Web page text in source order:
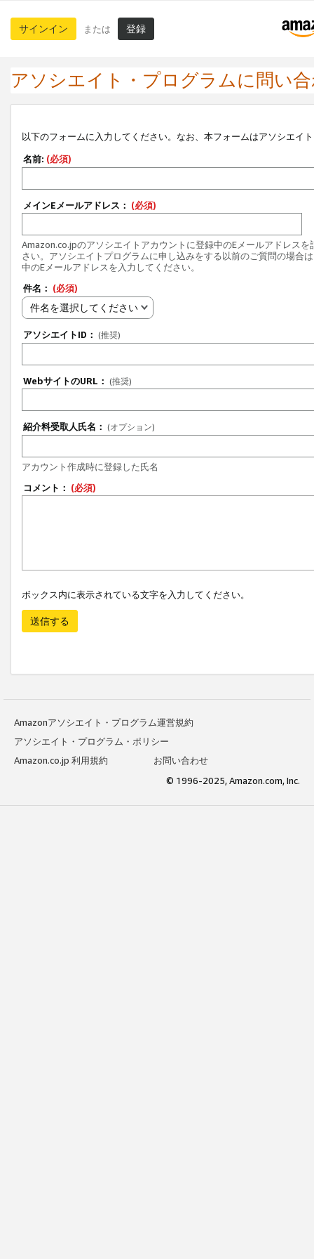
サインイン または 登録
アソシエイト・プログラムに問い
以下のフォームに入力してください。なお、本フォームはアソシエイ
名前: (必須)
メインEメールアドレス： (必須)
Amazon.co.jpのアソシエイトアカウントに登録中のEメールアドレスを
さい。アソシエイトプログラムに申し込みをする以前のご質問の場合
中のEメールアドレスを入力してください。
件名： (必須)
件名を選択してください
アソシエイトID： (推奨)
WebサイトのURL： (推奨)
紹介料受取人氏名： (オプション)
アカウント作成時に登録した氏名
コメント： (必須)
ボックス内に表示されている文字を入力してください。
送信する
Amazonアソシエイト・プログラム運営規約
アソシエイト・プログラム・ポリシー
Amazon.co.jp 利用規約
お問い合わせ
© 1996-2025, Amazon.com, Inc.